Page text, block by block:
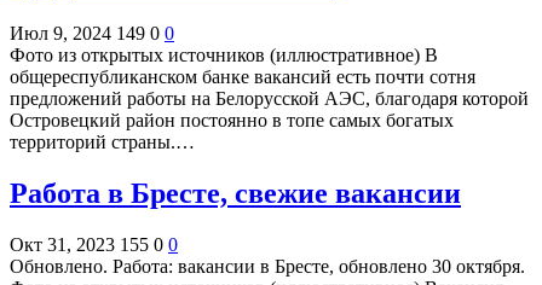
Июл 9, 2024 149 0 0
Фото из открытых источников (иллюстративное) В
общереспубликанском банке вакансий есть почти сотня
предложений работы на Белорусской АЭС, благодаря которой
Островецкий район постоянно в топе самых богатых
территорий страны.…
Работа в Бресте, свежие вакансии
Окт 31, 2023 155 0 0
Обновлено. Работа: вакансии в Бресте, обновлено 30 октября.